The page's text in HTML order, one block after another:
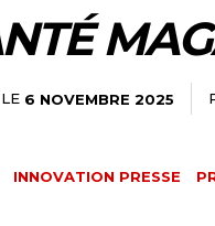
6 NOVEMBRE 2025
INNOVATION PRESSE